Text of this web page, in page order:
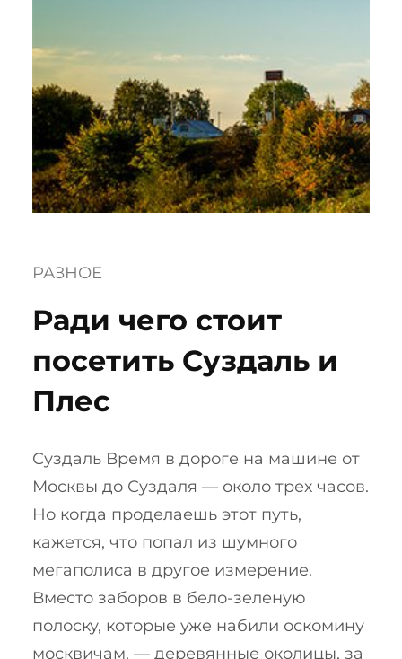
РАЗНОЕ
Ради чего стоит
посетить Суздаль и
Плес
Суздаль Время в дороге на машине от
Москвы до Суздаля — около трех часов.
Но когда проделаешь этот путь,
кажется, что попал из шумного
мегаполиса в другое измерение.
Вместо заборов в бело-зеленую
полоску, которые уже набили оскомину
москвичам, — деревянные околицы, за